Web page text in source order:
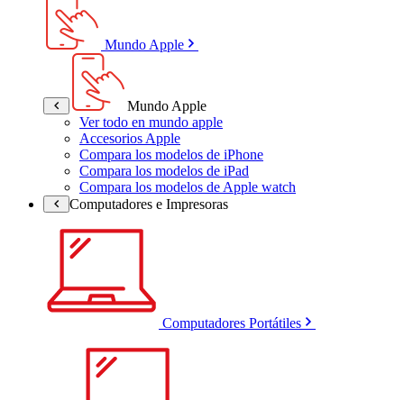
Mundo Apple
Mundo Apple
Ver todo en mundo apple
Accesorios Apple
Compara los modelos de iPhone
Compara los modelos de iPad
Compara los modelos de Apple watch
Computadores e Impresoras
Computadores Portátiles